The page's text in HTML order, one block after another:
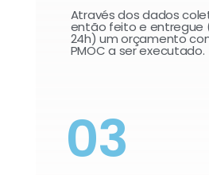
Através dos dados
então feito e entregue
24h) um orçamento
PMOC a ser executado.
03